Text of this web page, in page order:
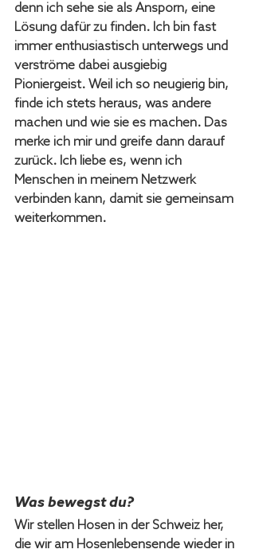
denn ich sehe sie als Ansporn, eine
Lösung dafür zu finden. Ich bin fast
immer enthusiastisch unterwegs und
verströme dabei ausgiebig
Pioniergeist. Weil ich so neugierig bin,
finde ich stets heraus, was andere
machen und wie sie es machen. Das
merke ich mir und greife dann darauf
zurück. Ich liebe es, wenn ich
Menschen in meinem Netzwerk
verbinden kann, damit sie gemeinsam
weiterkommen.
Was bewegst du?
Wir stellen Hosen in der Schweiz her,
die wir am Hosenlebensende wieder in